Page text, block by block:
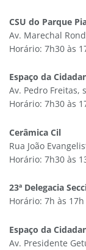
CSU do Parque
Av. Marechal
Horário: 7h30 às
Espaço da
Av. Pedro Freitas,
Horário: 7h30 às
Cerâmica Cil
Rua João
Horário: 7h30 às
23ª Delegacia
Horário: 7h às 17h
Espaço da
Av. Presidente